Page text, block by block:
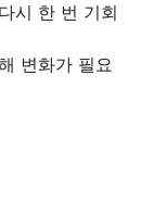
시 한 번 기회
변화가 필요